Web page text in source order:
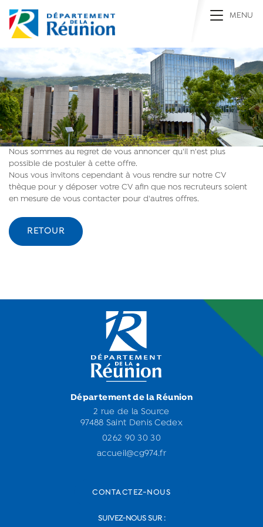
Toggle
MENU
Nous sommes au regret de vous annoncer qu'il n'est plus
possible de postuler à cette offre.
Nous vous invitons cependant à vous rendre sur notre CV
thèque pour y déposer votre CV afin que nos recruteurs soient
en mesure de vous contacter pour d'autres offres.
RETOUR
Département de la Réunion
2 rue de la Source
97488 Saint Denis Cedex
0262 90 30 30
accueil@cg974.fr
CONTACTEZ-NOUS
SUIVEZ-NOUS SUR :